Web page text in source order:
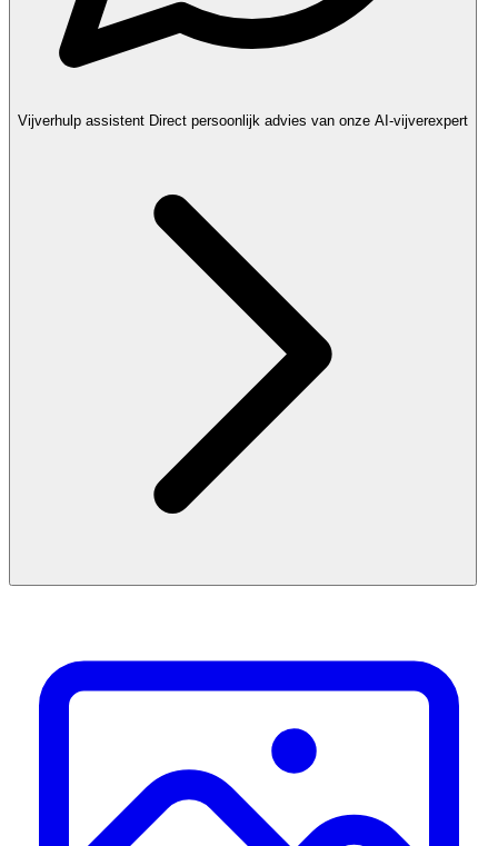
Vijverhulp assistent Direct persoonlijk advies van onze AI-vijverexpert